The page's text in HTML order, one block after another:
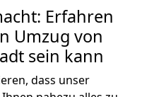
Erfahren
Umzug von
sein kann
dass unser